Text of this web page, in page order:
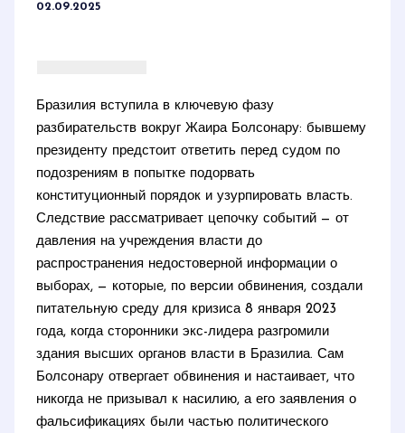
02.09.2025
Бразилия вступила в ключевую фазу
разбирательств вокруг Жаира Болсонару: бывшему
президенту предстоит ответить перед судом по
подозрениям в попытке подорвать
конституционный порядок и узурпировать власть.
Следствие рассматривает цепочку событий — от
давления на учреждения власти до
распространения недостоверной информации о
выборах, — которые, по версии обвинения, создали
питательную среду для кризиса 8 января 2023
года, когда сторонники экс-лидера разгромили
здания высших органов власти в Бразилиа. Сам
Болсонару отвергает обвинения и настаивает, что
никогда не призывал к насилию, а его заявления о
фальсификациях были частью политического